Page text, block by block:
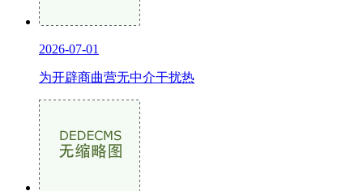
2026-07-01
为开辟商曲营无中介干扰热